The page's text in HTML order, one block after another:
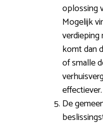
oplossing
Mogelijk
komt dan
of smalle
effectiever.
De